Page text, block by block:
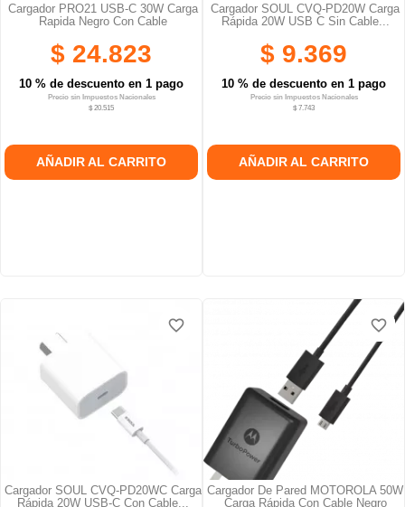
Cargador PRO21 USB-C 30W Carga
Rapida Negro Con Cable
$ 24.823
10 % de descuento en 1 pago
Precio sin Impuestos Nacionales
$ 20.515
AÑADIR AL CARRITO
Cargador SOUL CVQ-PD20W Carga
Rápida 20W USB C Sin Cable...
$ 9.369
10 % de descuento en 1 pago
Precio sin Impuestos Nacionales
$ 7.743
AÑADIR AL CARRITO
Cargador SOUL CVQ-PD20WC Carga
Rápida 20W USB-C Con Cable...
favorite_border
favorite_border
favorite_border
Cargador De Pared MOTOROLA 50W
Carga Rápida Con Cable Negro
favorite_border
favorite_border
favorite_border